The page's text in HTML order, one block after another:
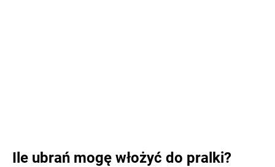
Ile ubrań mogę włożyć do pralki?